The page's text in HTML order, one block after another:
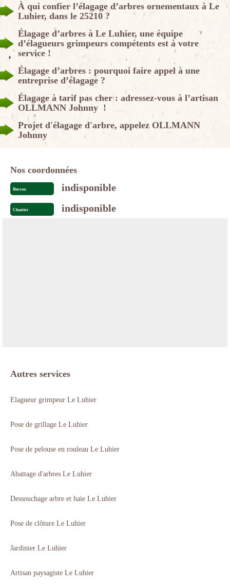
À qui confier l’élagage d’arbres ornementaux à Le
Luhier, dans le 25210 ?
Élagage d’arbres à Le Luhier, une équipe
d’élagueurs grimpeurs compétents est à votre
service !
Élagage d’arbres : pourquoi faire appel à une
entreprise d’élagage ?
Élagage à tarif pas cher : adressez-vous à l’artisan
OLLMANN Johnny !
Projet d'élagage d'arbre, appelez OLLMANN
Johnny
Nos coordonnées
Bureau indisponible
Chantier indisponible
Autres services
Elagueur grimpeur Le Luhier
Pose de grillage Le Luhier
Pose de pelouse en rouleau Le Luhier
Abattage d'arbres Le Luhier
Dessouchage arbre et haie Le Luhier
Pose de clôture Le Luhier
Jardinier Le Luhier
Artisan paysagiste Le Luhier